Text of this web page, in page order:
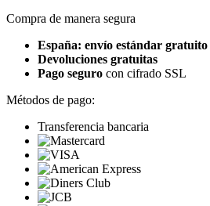
Compra de manera segura
España: envío estándar gratuito
Devoluciones gratuitas
Pago seguro con cifrado SSL
Métodos de pago:
Transferencia bancaria